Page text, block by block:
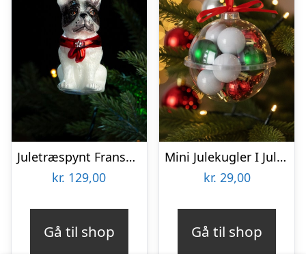
Juletræspynt Fransk Bulldog
kr. 129,00
Gå til shop
Mini Julekugler I Julekugle Mix
kr. 29,00
Gå til shop